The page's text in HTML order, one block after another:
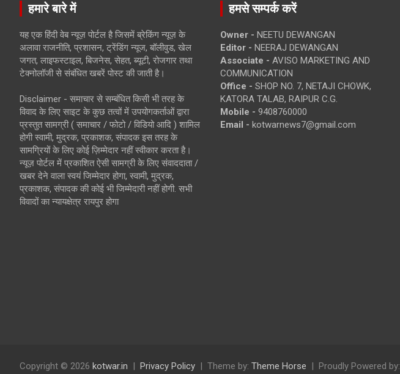
हमारे बारे में
यह एक हिंदी वेब न्यूज़ पोर्टल है जिसमें ब्रेकिंग न्यूज़ के
अलावा राजनीति, प्रशासन, ट्रेंडिंग न्यूज, बॉलीवुड, खेल
जगत, लाइफस्टाइल, बिजनेस, सेहत, ब्यूटी, रोजगार तथा
टेक्नोलॉजी से संबंधित खबरें पोस्ट की जाती है।
Disclaimer - समाचार से सम्बंधित किसी भी तरह के
विवाद के लिए साइट के कुछ तत्वों में उपयोगकर्ताओं द्वारा
प्रस्तुत सामग्री ( समाचार / फोटो / विडियो आदि ) शामिल
होगी स्वामी, मुद्रक, प्रकाशक, संपादक इस तरह के
सामग्रियों के लिए कोई ज़िम्मेदार नहीं स्वीकार करता है।
न्यूज़ पोर्टल में प्रकाशित ऐसी सामग्री के लिए संवाददाता /
खबर देने वाला स्वयं जिम्मेदार होगा, स्वामी, मुद्रक,
प्रकाशक, संपादक की कोई भी जिम्मेदारी नहीं होगी. सभी
विवादों का न्यायक्षेत्र रायपुर होगा
हमसे सम्पर्क करें
Owner - NEETU DEWANGAN
Editor - NEERAJ DEWANGAN
Associate - AVISO MARKETING AND
COMMUNICATION
Office - SHOP NO. 7, NETAJI CHOWK,
KATORA TALAB, RAIPUR C.G.
Mobile - 9408760000
Email - kotwarnews7@gmail.com
Copyright © 2026 kotwar.in Privacy Policy Theme by: Theme Horse Proudly Powered by: